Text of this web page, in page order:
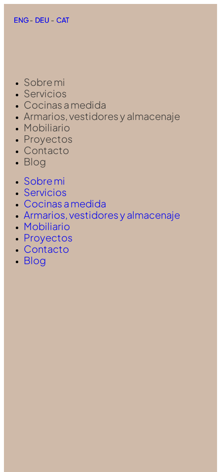
ENG- DEU - CAT
ENG- DEU - CAT
Sobre mi
Servicios
Cocinas a medida
Armarios, vestidores y almacenaje
Mobiliario
Proyectos
Contacto
Blog
Sobre mi
Servicios
Cocinas a medida
Armarios, vestidores y almacenaje
Mobiliario
Proyectos
Contacto
Blog